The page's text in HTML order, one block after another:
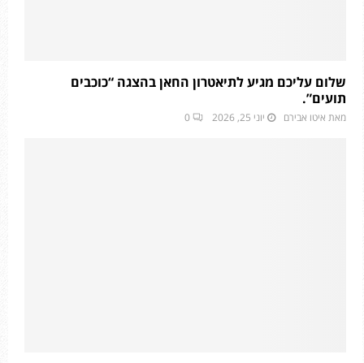
שלום עליכם מגיע לתיאטרון החאן בהצגה “כוכבים
תועים”.
מאת איטו אבירם יוני 25, 2026 0